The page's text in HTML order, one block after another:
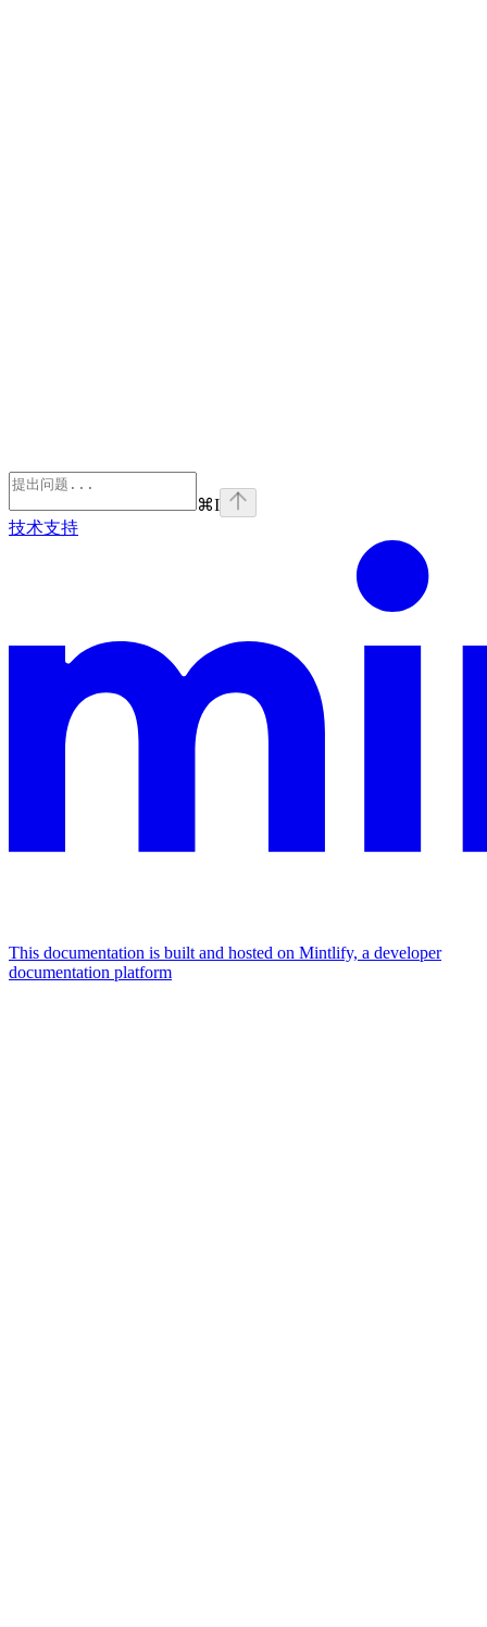
⌘I
技术支持
This documentation is built and hosted on Mintlify, a developer
documentation platform